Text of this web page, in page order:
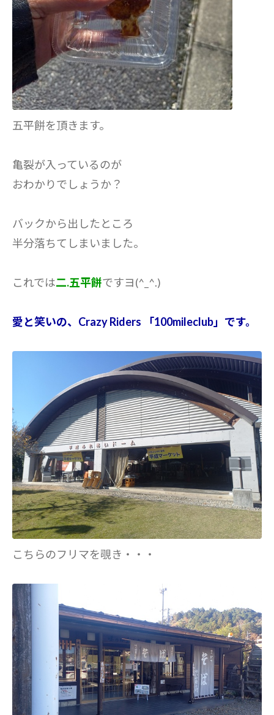
五平餅を頂きます。
亀裂が入っているのが
おわかりでしょうか？
バックから出したところ
半分落ちてしまいました。
これでは二.五平餅ですヨ(^_^.)
愛と笑いの、Crazy Riders 「100mileclub」です。
こちらのフリマを覗き・・・